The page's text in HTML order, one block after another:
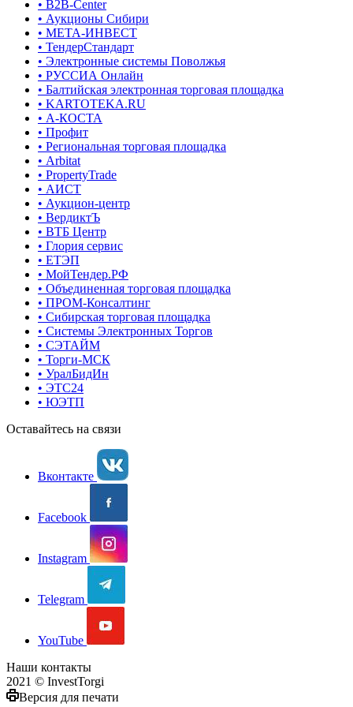
• B2B-Center
• Аукционы Сибири
• МЕТА-ИНВЕСТ
• ТендерСтандарт
• Электронные системы Поволжья
• РУССИА Онлайн
• Балтийская электронная торговая площадка
• KARTOTEKA.RU
• А-КОСТА
• Профит
• Региональная торговая площадка
• Arbitat
• PropertyTrade
• АИСТ
• Аукцион-центр
• ВердиктЪ
• ВТБ Центр
• Глория сервис
• ЕТЭП
• МойТендер.РФ
• Объединенная торговая площадка
• ПРОМ-Консалтинг
• Сибирская торговая площадка
• Системы Электронных Торгов
• СЭТАЙМ
• Торги-МСК
• УралБидИн
• ЭТС24
• ЮЭТП
Оставайтесь на связи
Вконтакте
Facebook
Instagram
Telegram
YouTube
Наши контакты
2021 © InvestTorgi
Версия для печати